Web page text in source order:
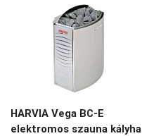
HARVIA Vega BC-E
elektromos szauna kályha